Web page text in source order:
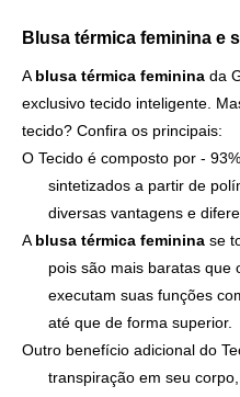
Blusa térmica feminina e
A blusa térmica feminina da
exclusivo tecido inteligente.
tecido? Confira os principais:
O Tecido é composto por -
sintetizados a partir de
diversas vantagens e
A blusa térmica feminina se
pois são mais baratas que
executam suas funções
até que de forma superior.
Outro benefício adicional do
transpiração em seu